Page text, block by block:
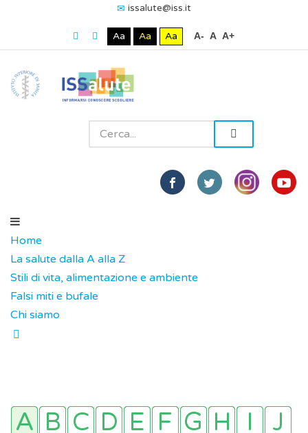
issalute@iss.it
Aa Aa Aa A- A A+
Home
La salute dalla A alla Z
Stili di vita, alimentazione e ambiente
Falsi miti e bufale
Chi siamo